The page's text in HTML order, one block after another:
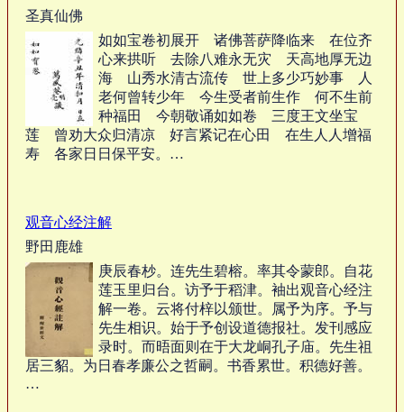
圣真仙佛
如如宝卷初展开 诸佛菩萨降临来 在位齐
心来拱听 去除八难永无灾 天高地厚无边
海 山秀水清古流传 世上多少巧妙事 人
老何曾转少年 今生受者前生作 何不生前
种福田 今朝敬诵如如卷 三度王文坐宝
莲 曾劝大众归清凉 好言紧记在心田 在生人人增福
寿 各家日日保平安。…
观音心经注解
野田鹿雄
庚辰春杪。连先生碧榕。率其令蒙郎。自花
莲玉里归台。访予于稻津。袖出观音心经注
解一卷。云将付梓以颁世。属予为序。予与
先生相识。始于予创设道德报社。发刊感应
录时。而晤面则在于大龙峒孔子庙。先生祖
居三貂。为日春孝廉公之哲嗣。书香累世。积德好善。
…